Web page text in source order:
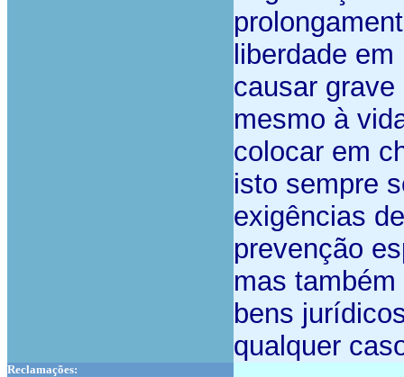
liberdade
causar
mesmo à
colocar em
isto sempre
exigências
prevenção
mas
bens
qualquer
Reclamações: